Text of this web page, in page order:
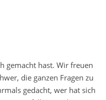
gemacht hast. Wir freuen
die ganzen Fragen zu
gedacht, wer hat sich